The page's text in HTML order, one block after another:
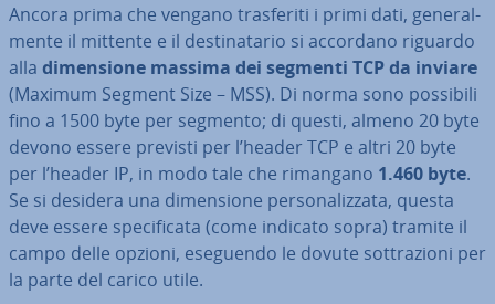
Ancora prima che vengano tra­sfe­ri­ti i primi dati, ge­ne­ral­
men­te il mittente e il de­sti­na­ta­rio si accordano riguardo
alla di­men­sio­ne massima dei segmenti TCP da inviare
(Maximum Segment Size – MSS). Di norma sono possibili
fino a 1500 byte per segmento; di questi, almeno 20 byte
devono essere previsti per l’header TCP e altri 20 byte
per l’header IP, in modo tale che rimangano 1.460 byte.
Se si desidera una di­men­sio­ne per­so­na­liz­za­ta, questa
deve essere spe­ci­fi­ca­ta (come indicato sopra) tramite il
campo delle opzioni, eseguendo le dovute sot­tra­zio­ni per
la parte del carico utile.